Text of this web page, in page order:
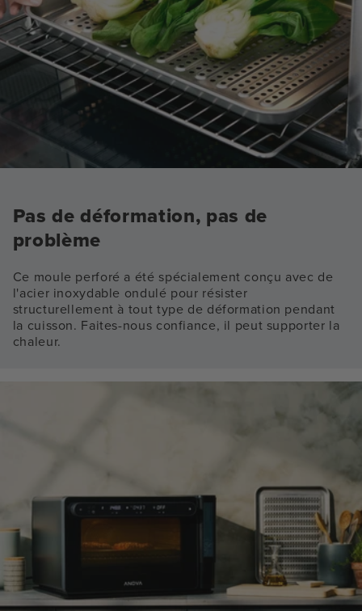
Pas de déformation, pas de
problème
Ce moule perforé a été spécialement conçu avec de
l'acier inoxydable ondulé pour résister
structurellement à tout type de déformation pendant
la cuisson. Faites-nous confiance, il peut supporter la
chaleur.